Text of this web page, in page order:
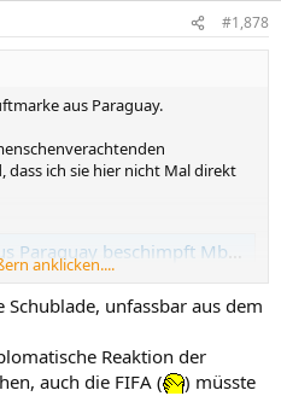
#1,878
aus Paraguay.
dass ich sie hier nicht Mal direkt
beschimpft Mbappé rassistisch
Eine Politikerin aus Paraguay
Was steckt hinter der Wut - und
anklicken....
unfassbar aus dem
Reaktion der
auch die FIFA (
) müsste